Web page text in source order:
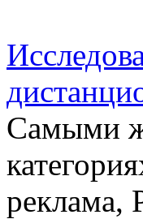
Самыми
реклама,